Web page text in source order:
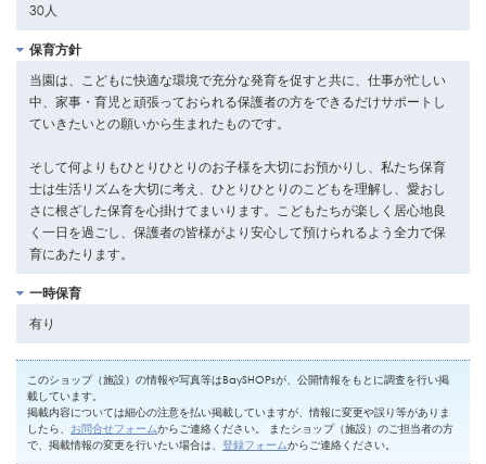
30人
保育方針
当園は、こどもに快適な環境で充分な発育を促すと共に、仕事が忙しい
中、家事・育児と頑張っておられる保護者の方をできるだけサポートし
ていきたいとの願いから生まれたものです。
そして何よりもひとりひとりのお子様を大切にお預かりし、私たち保育
士は生活リズムを大切に考え、ひとりひとりのこどもを理解し、愛おし
さに根ざした保育を心掛けてまいります。こどもたちが楽しく居心地良
く一日を過ごし、保護者の皆様がより安心して預けられるよう全力で保
育にあたります。
一時保育
有り
このショップ（施設）の情報や写真等はBaySHOPsが、公開情報をもとに調査を行い掲
載しています。
掲載内容については細心の注意を払い掲載していますが、情報に変更や誤り等がありま
したら、 お問合せフォームからご連絡ください。 またショップ（施設）のご担当者の方
で、掲載情報の変更を行いたい場合は、 登録フォームからご連絡ください。